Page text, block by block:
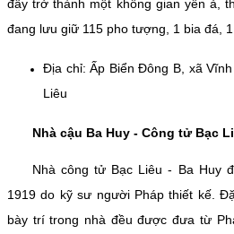
đây trở thành một không gian yên ả,
đang lưu giữ 115 pho tượng, 1 bia đá,
Địa chỉ: Ấp Biển Đông B, xã
Liêu
Nhà cậu Ba Huy - Công tử Bạc
Nhà công tử Bạc Liêu - Ba Huy
1919 do kỹ sư người Pháp thiết kế.
bày trí trong nhà đều được đưa từ